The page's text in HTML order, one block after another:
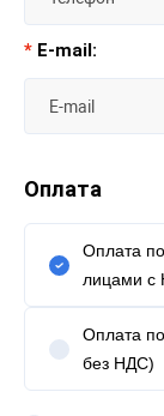
* E-mail:
Оплата
Оплата
лицами с
Оплата
без НДС)